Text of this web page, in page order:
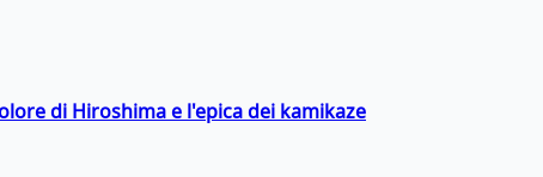
di Hiroshima e l'epica dei kamikaze